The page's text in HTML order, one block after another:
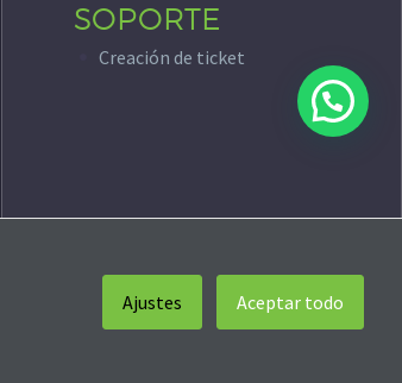
SOPORTE
Creación de ticket
Ajustes Aceptar todo